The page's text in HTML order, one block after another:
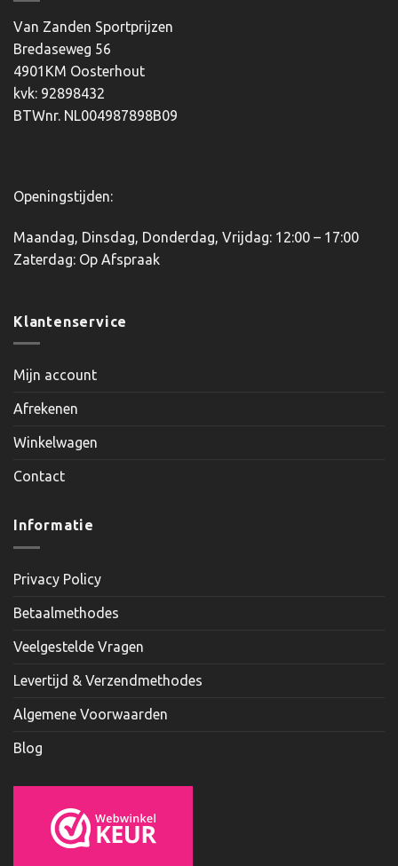
optie
kan
gekozen
worden
op
de
Van Zanden Sportprijzen
Bredaseweg 56
4901KM Oosterhout
kvk: 92898432
BTWnr. NL004987898B09
Openingstijden:
Maandag, Dinsdag, Donderdag, Vrijdag: 12:00 – 17:00
Zaterdag: Op Afspraak
Klantenservice
Mijn account
Afrekenen
Winkelwagen
Contact
Informatie
Privacy Policy
Betaalmethodes
Veelgestelde Vragen
Levertijd & Verzendmethodes
Algemene Voorwaarden
Blog